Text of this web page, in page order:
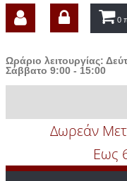
0
Ωράριο λειτουργίας:
Σάββατο 9:00 - 15:00
Δωρεάν
Εως